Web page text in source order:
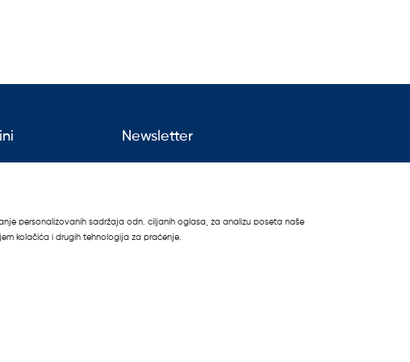
Newsletter
članovima Leifheit kluba.
personalizovanih sadržaja odn. ciljanih oglasa, za analizu poseta naše
kolačića i drugih tehnologija za praćenje.